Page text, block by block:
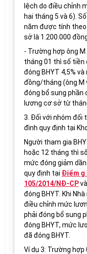
lệch do điều chỉnh
hai tháng 5 và 6).
năm được tính
sở là 1.200.000
- Trường hợp ông
tháng 01 thì số
đóng BHYT 4,5%
đồng/tháng (ông M
đóng bổ sung phần
lương cơ sở từ
3. Đối với nhóm đối
đình quy định tại
Người tham gia
hoặc 12 tháng thì
mức đóng giảm
quy định tại Điểm g
105/2014/NĐ-CP
đóng BHYT. Khi
điều chỉnh mức
phải đóng bổ sung
đóng BHYT, mức
đã đóng BHYT.
Ví dụ 3: Trường hợp